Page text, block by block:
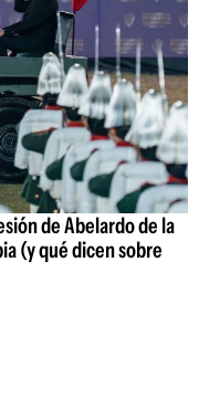
de Abelardo de la
(y qué dicen sobre